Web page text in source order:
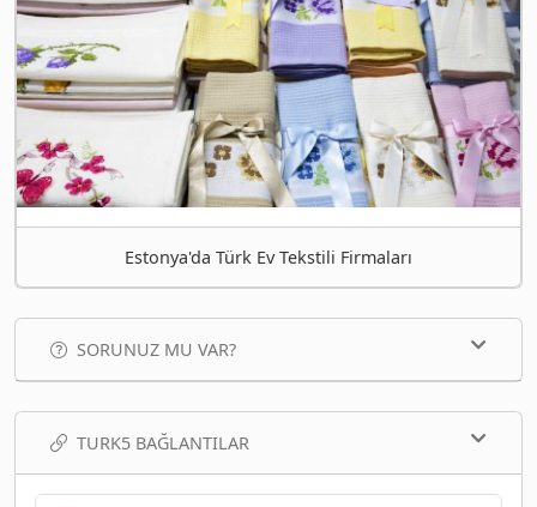
Estonya'da Türk Ev Tekstili Firmaları
SORUNUZ MU VAR?
TURK5 BAĞLANTILAR